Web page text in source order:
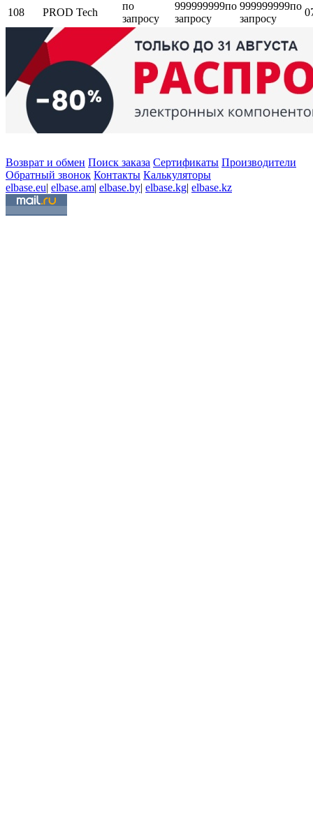
108 PROD Tech
по
запросу
999999999по
запросу
999999999по
запросу
Возврат и обмен Поиск заказа Сертификаты Производители
Обратный звонок Контакты Калькуляторы
elbase.eu| elbase.am| elbase.by| elbase.kg| elbase.kz